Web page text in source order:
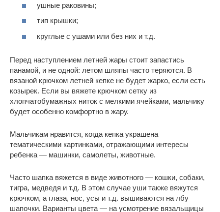
ушные раковины;
тип крышки;
круглые с ушами или без них и т.д.
Перед наступлением летней жары стоит запастись
панамой, и не одной: летом шляпы часто теряются. В
вязаной крючком летней кепке не будет жарко, если есть
козырек. Если вы вяжете крючком сетку из
хлопчатобумажных ниток с мелкими ячейками, мальчику
будет особенно комфортно в жару.
Мальчикам нравится, когда кепка украшена
тематическими картинками, отражающими интересы
ребенка — машинки, самолеты, животные.
Часто шапка вяжется в виде животного — кошки, собаки,
тигра, медведя и т.д. В этом случае уши также вяжутся
крючком, а глаза, нос, усы и т.д. вышиваются на лбу
шапочки. Варианты цвета — на усмотрение вязальщицы